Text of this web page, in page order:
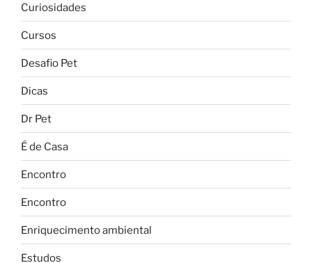
Curiosidades
Cursos
Desafio Pet
Dicas
Dr Pet
É de Casa
Encontro
Encontro
Enriquecimento ambiental
Estudos